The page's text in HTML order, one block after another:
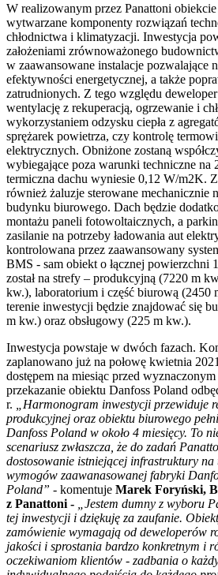
W realizowanym przez Panattoni
wytwarzane komponenty rozwiązań
chłodnictwa i klimatyzacji. Inwestycja
założeniami zrównoważonego
w zaawansowane instalacje pozwalające
efektywności energetycznej, a także
zatrudnionych. Z tego względu
wentylację z rekuperacją, ogrzewanie i
wykorzystaniem odzysku ciepła z
sprężarek powietrza, czy kontrolę
elektrycznych. Obniżone zostaną
wybiegające poza warunki techniczne na
termiczna dachu wyniesie 0,12 W/m2K.
również żaluzje sterowane mechanicznie
budynku biurowego. Dach będzie
montażu paneli fotowoltaicznych, a
zasilanie na potrzeby ładowania aut
kontrolowana przez zaawansowany
BMS - sam obiekt o łącznej powierzchni
został na strefy – produkcyjną (7220 m
kw.), laboratorium i część biurową (2450
terenie inwestycji będzie znajdować się
m kw.) oraz obsługowy (225 m kw.).
Inwestycja powstaje w dwóch fazach.
zaplanowano już na połowę kwietnia
dostępem na miesiąc przed
przekazanie obiektu Danfoss Poland
r.
„Harmonogram inwestycji przewiduje
produkcyjnej oraz obiektu biurowego
Danfoss Poland w około 4 miesięcy. To
scenariusz zwłaszcza, że do zadań
dostosowanie istniejącej infrastruktury na
wymogów zaawanasowanej fabryki
Poland” - komentuje Marek Foryński,
z Panattoni -
„Jestem dumny z wyboru
tej inwestycji i dziękuję za zaufanie.
zamówienie wymagają od deweloperów
jakości i sprostania bardzo konkretnym i
oczekiwaniom klientów - zadbania o